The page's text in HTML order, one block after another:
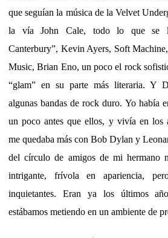
que seguían la música de la Velvet
la vía John Cale, todo lo que se
Canterbury”, Kevin Ayers, Soft
Music, Brian Eno, un poco el rock
“glam” en su parte más literaria. Y
algunas bandas de rock duro. Yo había
un poco antes que ellos, y vivía en los
me quedaba más con Bob Dylan y
del círculo de amigos de mi hermano
intrigante, frívola en apariencia,
inquietantes. Eran ya los últimos
estábamos metiendo en un ambiente de